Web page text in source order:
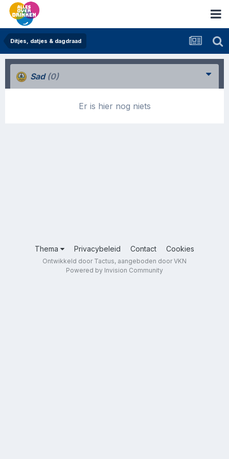
Ditjes, datjes & dagdraad
Sad (0)
Er is hier nog niets
Thema Privacybeleid Contact Cookies
Ontwikkeld door Tactus, aangeboden door VKN
Powered by Invision Community